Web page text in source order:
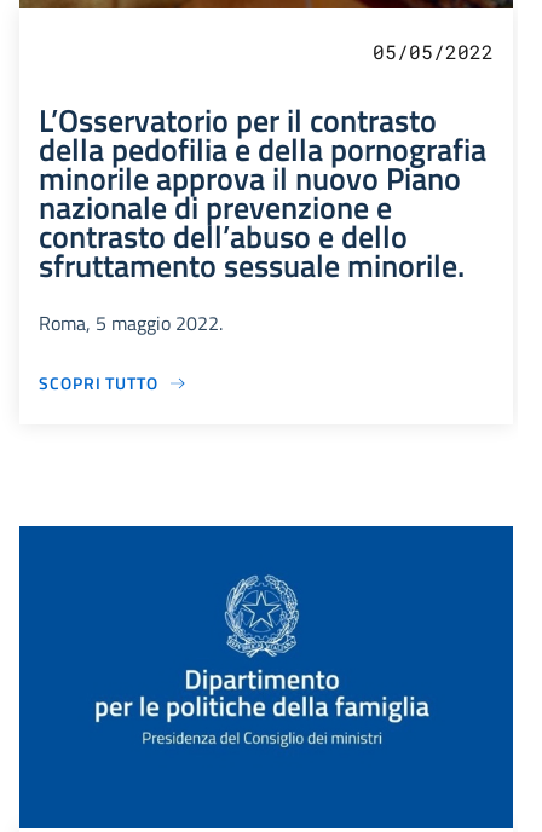
05/05/2022
L’Osservatorio per il contrasto
della pedofilia e della pornografia
minorile approva il nuovo Piano
nazionale di prevenzione e
contrasto dell’abuso e dello
sfruttamento sessuale minorile.
Roma, 5 maggio 2022.
SCOPRI TUTTO